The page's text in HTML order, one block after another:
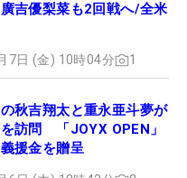
吉優梨菜も2回戦へ/全米
7日 (金) 10時04分 1
秋吉翔太と重永亜斗夢が
訪問 「JOYX OPEN」
援金を贈呈